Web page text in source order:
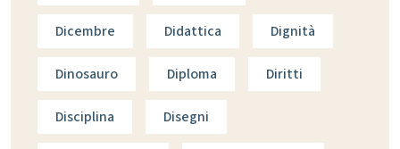
Dicembre Didattica Dignità
Dinosauro Diploma Diritti
Disciplina Disegni